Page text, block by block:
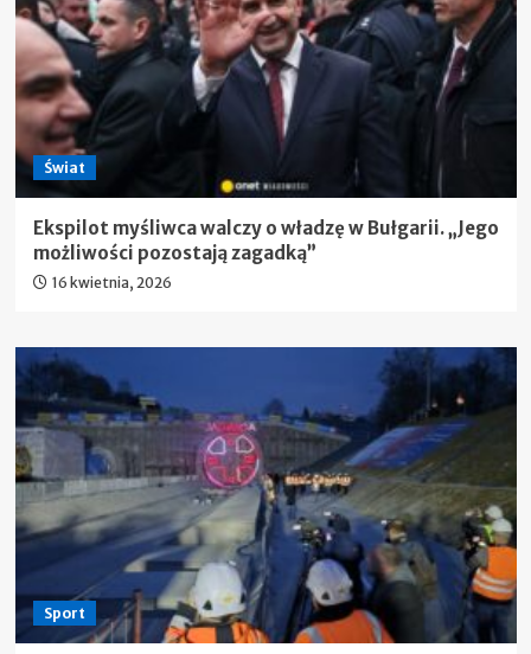
Świat
Ekspilot myśliwca walczy o władzę w Bułgarii. „Jego
możliwości pozostają zagadką”
16 kwietnia, 2026
Sport